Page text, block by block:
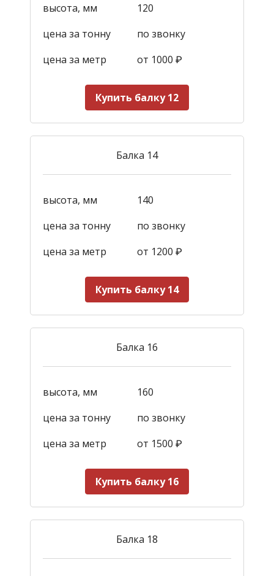
высота, мм
120
цена за тонну
по звонку
цена за метр
от 1000 ₽
Купить балку 12
Балка 14
высота, мм
140
цена за тонну
по звонку
цена за метр
от 1200 ₽
Купить балку 14
Балка 16
высота, мм
160
цена за тонну
по звонку
цена за метр
от 1500 ₽
Купить балку 16
Балка 18